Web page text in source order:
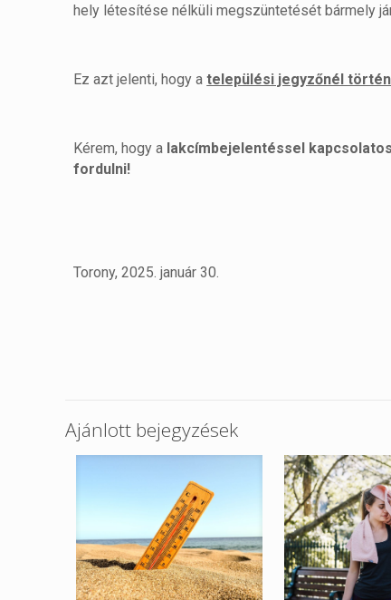
hely létesítése nélküli megszüntetését bármely
Ez azt jelenti, hogy atelepülési jegyzőnél
Kérem, hogy a lakcímbejelentéssel
fordulni!
Torony, 2025. január 30.
Ajánlott bejegyzések